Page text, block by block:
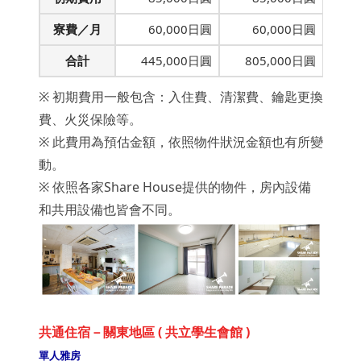
寮費／月
60,000日圓
60,000日圓
合計
445,000日圓 805,000日圓
※ 初期費用一般包含：入住費、清潔費、鑰匙更換
費、火災保險等。
※ 此費用為預估金額，依照物件狀況金額也有所變
動。
※ 依照各家Share House提供的物件，房內設備
和共用設備也皆會不同。
共通住宿－關東地區 ( 共立學生會館 )
單人雅房